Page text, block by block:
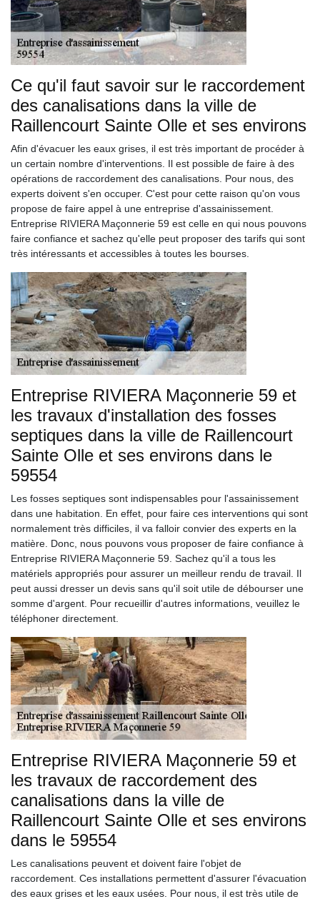
Ce qu'il faut savoir sur le raccordement
des canalisations dans la ville de
Raillencourt Sainte Olle et ses environs
Afin d'évacuer les eaux grises, il est très important de procéder à
un certain nombre d'interventions. Il est possible de faire à des
opérations de raccordement des canalisations. Pour nous, des
experts doivent s'en occuper. C'est pour cette raison qu'on vous
propose de faire appel à une entreprise d'assainissement.
Entreprise RIVIERA Maçonnerie 59 est celle en qui nous pouvons
faire confiance et sachez qu'elle peut proposer des tarifs qui sont
très intéressants et accessibles à toutes les bourses.
Entreprise RIVIERA Maçonnerie 59 et
les travaux d'installation des fosses
septiques dans la ville de Raillencourt
Sainte Olle et ses environs dans le
59554
Les fosses septiques sont indispensables pour l'assainissement
dans une habitation. En effet, pour faire ces interventions qui sont
normalement très difficiles, il va falloir convier des experts en la
matière. Donc, nous pouvons vous proposer de faire confiance à
Entreprise RIVIERA Maçonnerie 59. Sachez qu'il a tous les
matériels appropriés pour assurer un meilleur rendu de travail. Il
peut aussi dresser un devis sans qu'il soit utile de débourser une
somme d'argent. Pour recueillir d'autres informations, veuillez le
téléphoner directement.
Entreprise RIVIERA Maçonnerie 59 et
les travaux de raccordement des
canalisations dans la ville de
Raillencourt Sainte Olle et ses environs
dans le 59554
Les canalisations peuvent et doivent faire l'objet de
raccordement. Ces installations permettent d'assurer l'évacuation
des eaux grises et les eaux usées. Pour nous, il est très utile de